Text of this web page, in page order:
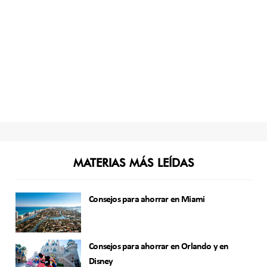
MATERIAS MÁS LEÍDAS
Consejos para ahorrar en Miami
Consejos para ahorrar en Orlando y en
Disney